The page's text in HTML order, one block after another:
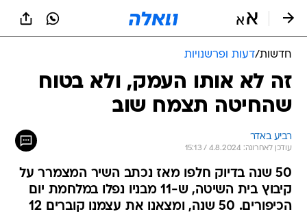
חדשות/דעות ופרשנויות
זה לא אותו העמק, ולא בטוח
שהחיטה תצמח שוב
רביע באדר
עודכן לאחרונה: 4.8.2024 / 15:13
50 שנה בדיוק חלפו מאז נכתב השיר המצמרר על
קיבוץ בית השיטה, ש-11 מבניו נפלו במלחמת יום
הכיפורים. 50 שנה, ומצאנו את עצמנו קוברים 12